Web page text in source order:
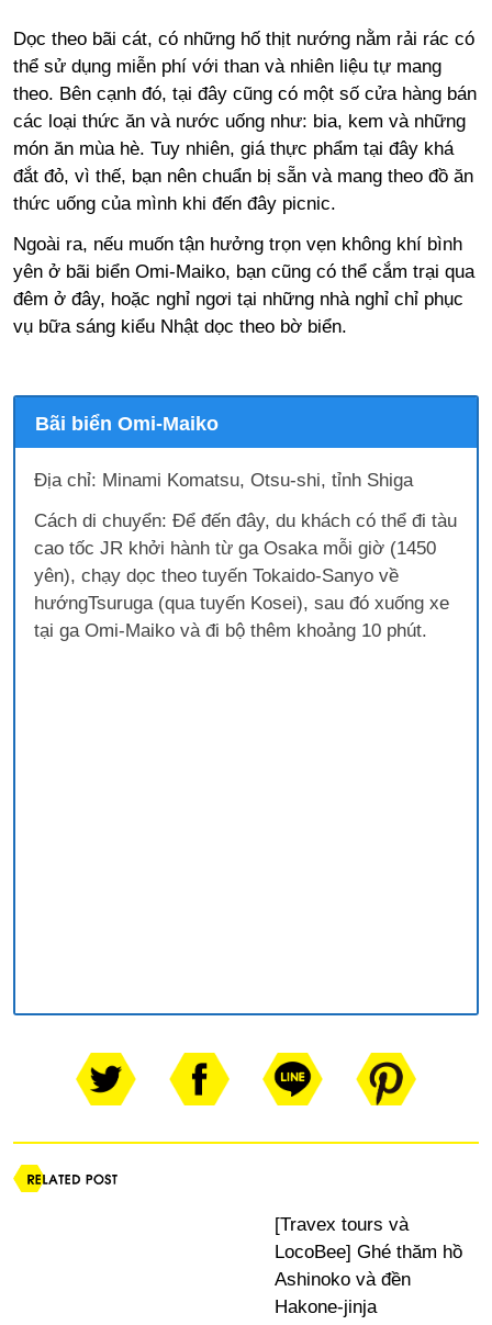
Dọc theo bãi cát, có những hố thịt nướng nằm rải rác có
thể sử dụng miễn phí với than và nhiên liệu tự mang
theo. Bên cạnh đó, tại đây cũng có một số cửa hàng bán
các loại thức ăn và nước uống như: bia, kem và những
món ăn mùa hè. Tuy nhiên, giá thực phẩm tại đây khá
đắt đỏ, vì thế, bạn nên chuẩn bị sẵn và mang theo đồ ăn
thức uống của mình khi đến đây picnic.
Ngoài ra, nếu muốn tận hưởng trọn vẹn không khí bình
yên ở bãi biển Omi-Maiko, bạn cũng có thể cắm trại qua
đêm ở đây, hoặc nghỉ ngơi tại những nhà nghỉ chỉ phục
vụ bữa sáng kiểu Nhật dọc theo bờ biển.
Bãi biển Omi-Maiko
Địa chỉ: Minami Komatsu, Otsu-shi, tỉnh Shiga
Cách di chuyển: Để đến đây, du khách có thể đi tàu
cao tốc JR khởi hành từ ga Osaka mỗi giờ (1450
yên), chạy dọc theo tuyến Tokaido-Sanyo về
hướngTsuruga (qua tuyến Kosei), sau đó xuống xe
tại ga Omi-Maiko và đi bộ thêm khoảng 10 phút.
[Travex tours và
LocoBee] Ghé thăm hồ
Ashinoko và đền
Hakone-jinja